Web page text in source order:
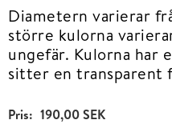
Diametern varierar
större kulorna
ungefär. Kulorna har
sitter en transparent
Pris: 190,00 SEK